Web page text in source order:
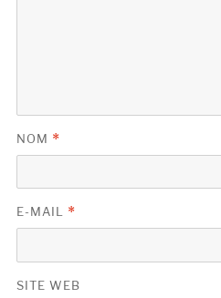
NOM *
E-MAIL *
SITE WEB